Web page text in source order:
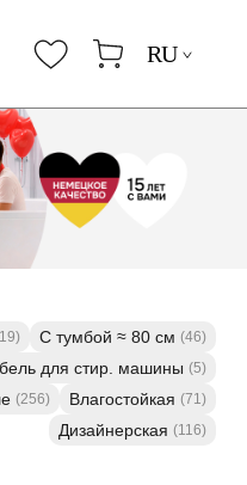
RU
С тумбой ≈ 80 см (46)
для стир. машины (5)
(256) Влагостойкая (71)
Дизайнерская (116)